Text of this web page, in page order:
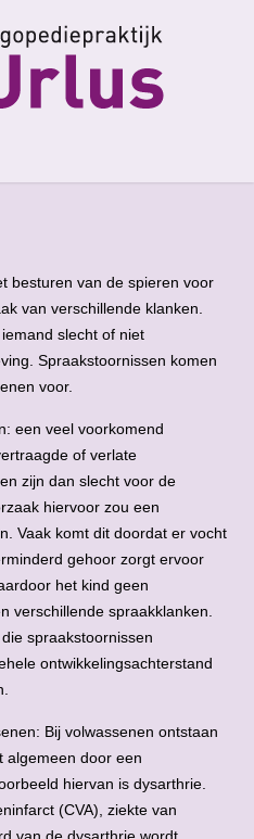
besturen van de spieren voor
van verschillende klanken.
slecht of niet
Spraakstoornissen komen
voor.
een veel voorkomend
of verlate
zijn dan slecht voor de
hiervoor zou een
Vaak komt dit doordat er vocht
gehoor zorgt ervoor
het kind geen
verschillende spraakklanken.
spraakstoornissen
ontwikkelingsachterstand
Bij volwassenen ontstaan
algemeen door een
hiervan is dysarthrie.
(CVA), ziekte van